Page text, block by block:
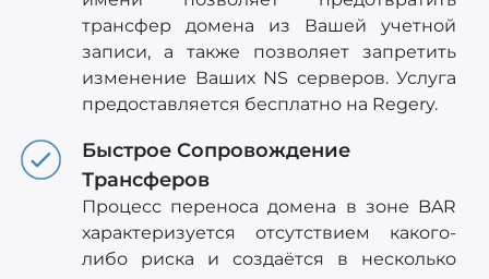
трансфер домена из Вашей учетной
записи, а также позволяет запретить
изменение Ваших NS серверов. Услуга
предоставляется бесплатно на Regery.
Быстрое Сопровождение
Трансферов
Процесс переноса домена в зоне BAR
характеризуется отсутствием какого-
либо риска и создаётся в несколько